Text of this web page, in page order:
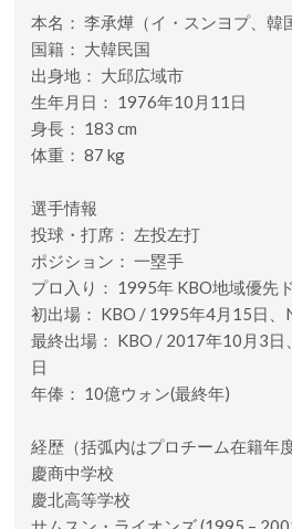
本名： 李承燁（イ・スンヨプ、韓
国籍： 大韓民国
出身地： 大邱広域市
生年月日： 1976年10月11日
身長： 183 cm
体重： 87 kg
選手情報
投球・打席： 左投左打
ポジション： 一塁手
プロ入り： 1995年 KBO地域優先
初出場： KBO / 1995年4月15日
最終出場： KBO / 2017年10月3
日
年俸： 10億ウォン(最終年)
経歴（括弧内はプロチーム在籍年度
慶商中学校
慶北高等学校